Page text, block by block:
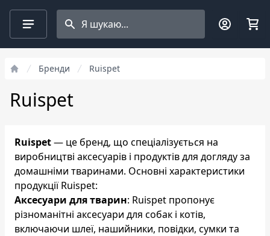
Search projects
Бренди Ruispet
Ruispet
Ruispet— це бренд, що спеціалізується на
виробництві аксесуарів і продуктів для догляду за
домашніми тваринами. Основні характеристики
продукції Ruispet:
Аксесуари для тварин: Ruispet пропонує
різноманітні аксесуари для собак і котів,
включаючи шлеї, нашийники, повідки, сумки та
Фільтри